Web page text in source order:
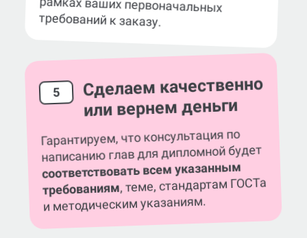
требований к заказу.
5 Сделаем качественно
или вернем деньги
Гарантируем, что консультация по
написанию глав для дипломной будет
соответствовать всем указанным
требованиям, теме, стандартам ГОСТа
и методическим указаниям.